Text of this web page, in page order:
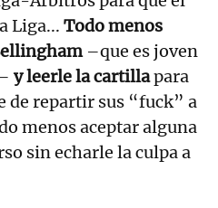
Liga... Todo menos
–que es joven
y leerle la cartillapara
de repartir sus “fuck” a
menos aceptar alguna
sin echarle la culpa a